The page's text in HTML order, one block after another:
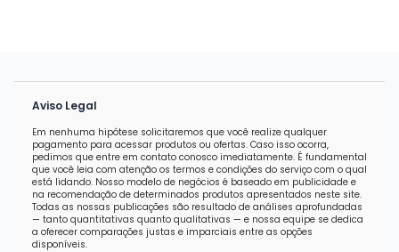
Aviso Legal
Em nenhuma hipótese solicitaremos que você realize qualquer
pagamento para acessar produtos ou ofertas. Caso isso ocorra,
pedimos que entre em contato conosco imediatamente. É fundamental
que você leia com atenção os termos e condições do serviço com o qual
está lidando. Nosso modelo de negócios é baseado em publicidade e
na recomendação de determinados produtos apresentados neste site.
Todas as nossas publicações são resultado de análises aprofundadas
— tanto quantitativas quanto qualitativas — e nossa equipe se dedica
a oferecer comparações justas e imparciais entre as opções
disponíveis.